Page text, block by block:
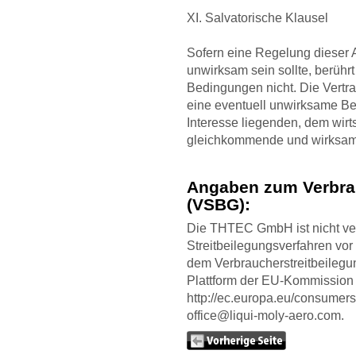
XI. Salvatorische Klausel
Sofern eine Regelung dieser
unwirksam sein sollte,
Bedingungen nicht. Die
eine eventuell unwirksame
Interesse liegenden, dem
gleichkommende und
Angaben zum
(VSBG):
Die THTEC GmbH ist nicht
Streitbeilegungsverfahren
dem
Plattform der EU-
http://ec.europa.eu/
office@liqui-moly-aero.com.